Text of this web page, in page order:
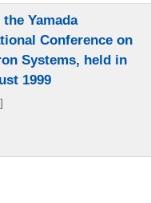
Yamada
Conference on
Systems, held in
1999